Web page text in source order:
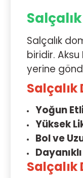
Salçalık
biridir.
yerine
Yoğun
Yüksek
Bol ve
Salçalık